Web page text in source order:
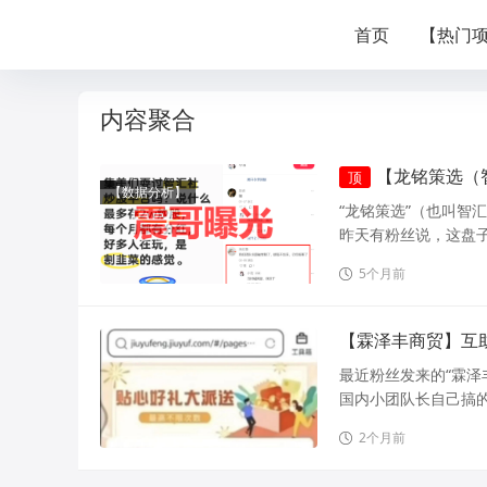
首页 【热门
内容聚合
【数据分析】
顶 【龙铭策选
“龙铭策选”（也叫智
昨天有粉丝说，这盘
5个月前
【霖泽丰商贸】
最近粉丝发来的“霖
国内小团队长自己搞
2个月前